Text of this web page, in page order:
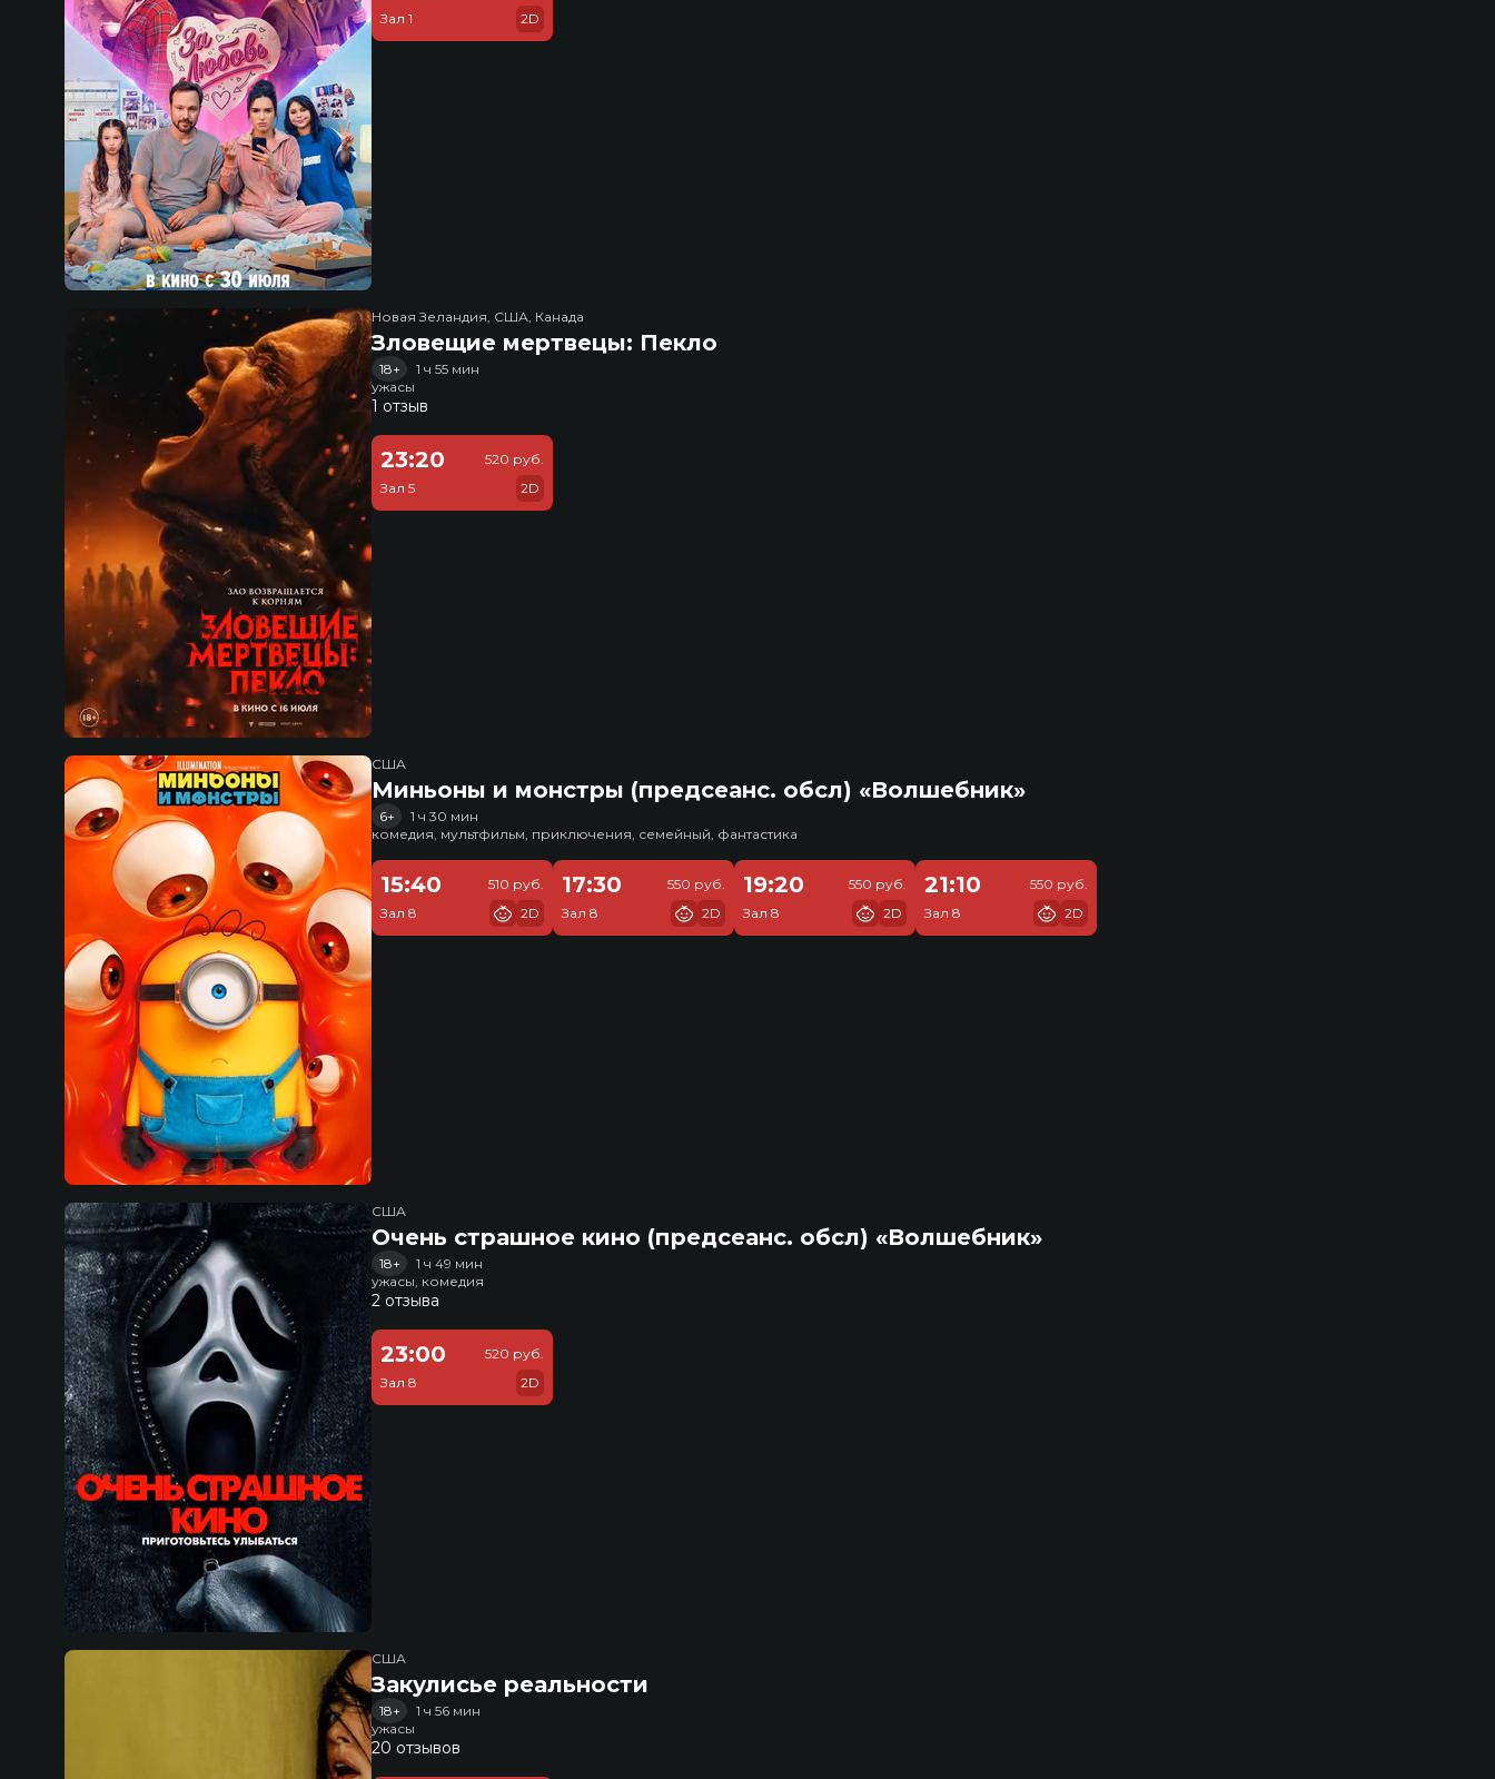
Зал 1
2D
Новая Зеландия, США, Канада
Зловещие мертвецы: Пекло
18+
1 ч 55 мин
ужасы
1 отзыв
23:20
Зал 5
520 руб.
2D
США
Миньоны и монстры (предсеанс. обсл) «Волшебник»
6+
1 ч 30 мин
комедия, мультфильм, приключения, семейный, фантастика
15:40
Зал 8
510 руб.
2D
17:30
Зал 8
550 руб.
2D
19:20
Зал 8
550 руб.
2D
21:10
Зал 8
550 руб.
2D
США
Очень страшное кино (предсеанс. обсл) «Волшебник»
18+
1 ч 49 мин
ужасы, комедия
2 отзыва
23:00
Зал 8
520 руб.
2D
США
Закулисье реальности
18+
1 ч 56 мин
ужасы
20 отзывов